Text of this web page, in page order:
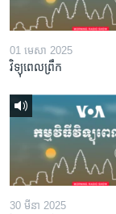
01 មេសា 2025
វិទ្យុពេលព្រឹក
30 មីនា 2025